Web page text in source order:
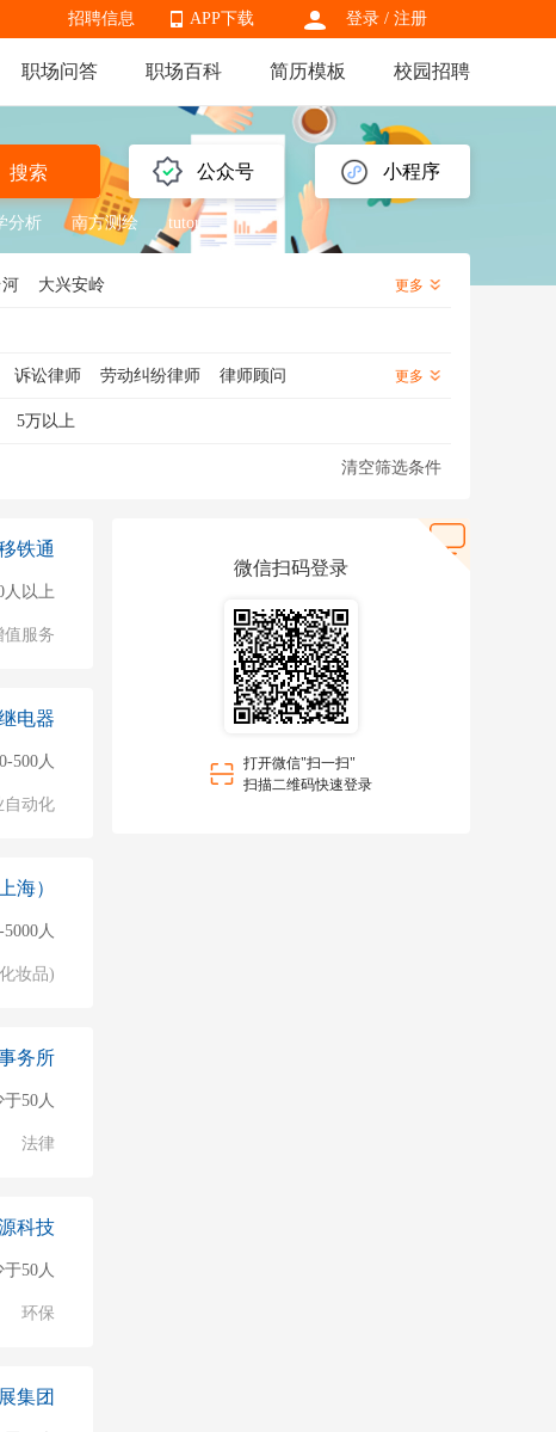
登录 / 注册
APP下载
APP下载
招聘信息
职场问答 职场百科 简历模板 校园招聘
公众号 小程序
搜索
分析 南方测绘 tutor
大兴安岭 更多
诉讼律师 劳动纠纷律师
律师顾问
更多
5万以上
清空筛选条件
铁通
人以上
值服务
电器
500人
自动化
海）
人
妆品)
务所
于50人
法律
科技
50人
环保
集团
微信扫码登录
打开微信"扫一扫"
扫描二维码快速登录